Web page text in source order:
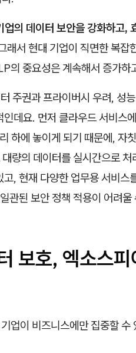
의 데이터 보안을 강화하고,
래서 현대 기업이 직면한 복잡
의 중요성은 계속해서 증가하
주권과 프라이버시 우려, 성
데요. 먼저 클라우드 서비스
하에 놓이게 되기 때문에, 자
량의 데이터를 실시간으로 처
, 현재 다양한 업무용 서비스
관된 보안 정책 적용이 어려울
보호, 엑소스피
업이 비즈니스에만 집중할 수